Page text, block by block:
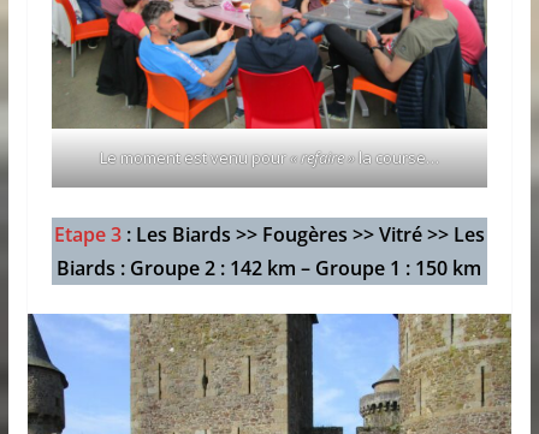
Le moment est venu pour« refaire »la course…
Etape 3: Les Biards >> Fougères >> Vitré >> Les
Biards : Groupe 2 : 142 km – Groupe 1 : 150 km